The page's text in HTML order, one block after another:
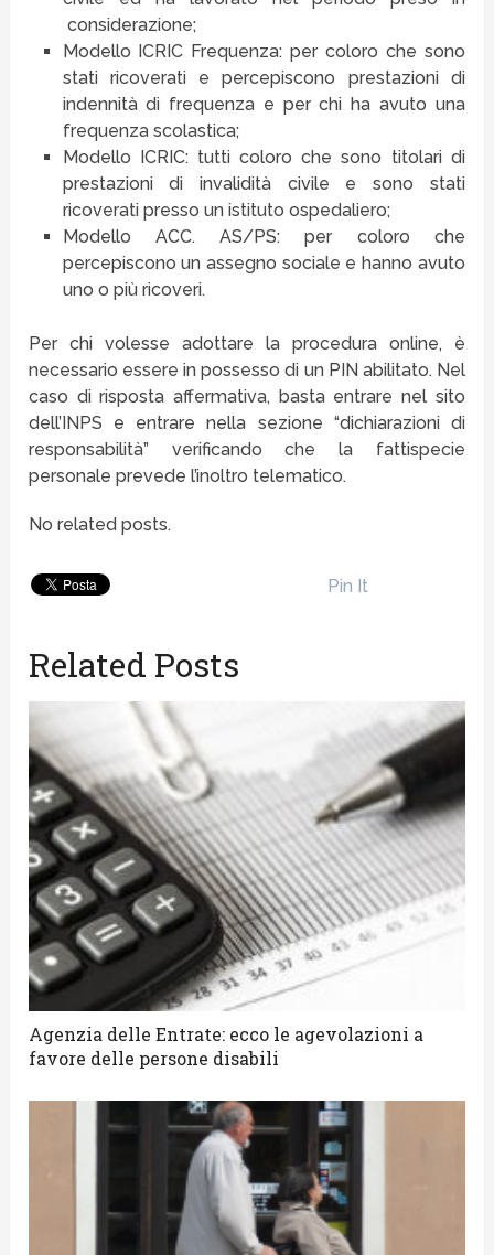
considerazione;
Modello ICRIC Frequenza: per coloro che sono
stati ricoverati e percepiscono prestazioni di
indennità di frequenza e per chi ha avuto una
frequenza scolastica;
Modello ICRIC: tutti coloro che sono titolari di
prestazioni di invalidità civile e sono stati
ricoverati presso un istituto ospedaliero;
Modello ACC. AS/PS: per coloro che
percepiscono un assegno sociale e hanno avuto
uno o più ricoveri.
Per chi volesse adottare la procedura online, è
necessario essere in possesso di un PIN abilitato. Nel
caso di risposta affermativa, basta entrare nel sito
dell’INPS e entrare nella sezione “dichiarazioni di
responsabilità” verificando che la fattispecie
personale prevede l’inoltro telematico.
No related posts.
Pin It
Related Posts
Agenzia delle Entrate: ecco le agevolazioni a
favore delle persone disabili